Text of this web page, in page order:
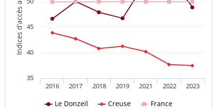
Le Donzeil Creuse France
2016 2017 2018 2019 2021 2022 2023
35
40
45